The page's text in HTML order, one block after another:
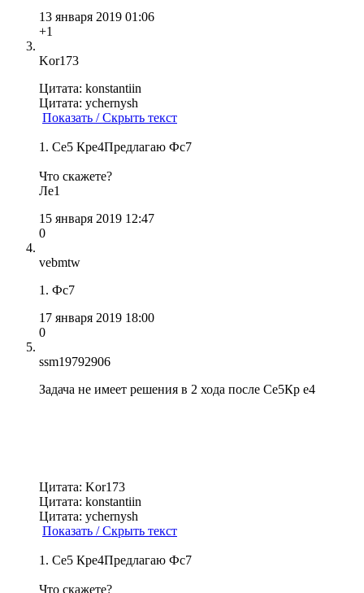
13 января 2019 01:06
+1
Kor173
Цитата: konstantiin
Цитата: ychernysh
Показать / Скрыть текст
1. Се5 Кре4Предлагаю Фс7
Что скажете?
Лe1
15 января 2019 12:47
0
vebmtw
1. Фс7
17 января 2019 18:00
0
ssm19792906
Задача не имеет решения в 2 хода после Ce5Кр е4
Цитата: Kor173
Цитата: konstantiin
Цитата: ychernysh
Показать / Скрыть текст
1. Се5 Кре4Предлагаю Фс7
Что скажете?